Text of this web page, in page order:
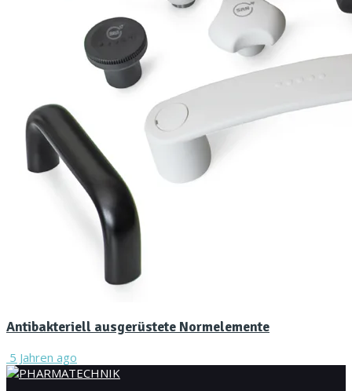
Antibakteriell ausgerüstete Normelemente
5 Jahren ago